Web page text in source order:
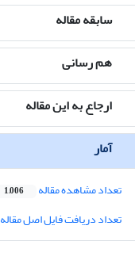
سابقه مقاله
هم رسانی
ارجاع به این مقاله
آمار
تعداد مشاهده مقاله 1,006
تعداد دریافت فایل اصل مقاله